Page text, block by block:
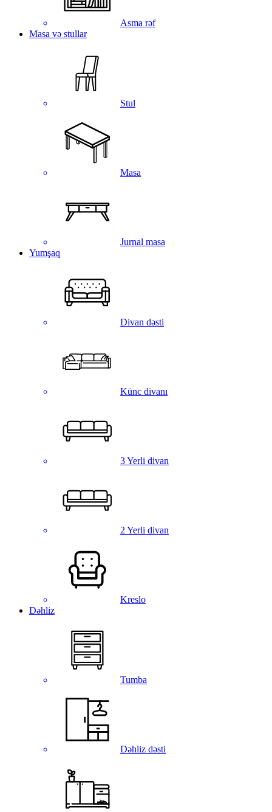
Asma rəf
Masa və stullar
Stul
Masa
Jurnal masa
Yumşaq
Divan dəsti
Künc divanı
3 Yerli divan
2 Yerli divan
Kreslo
Dəhliz
Tumba
Dəhliz dəsti